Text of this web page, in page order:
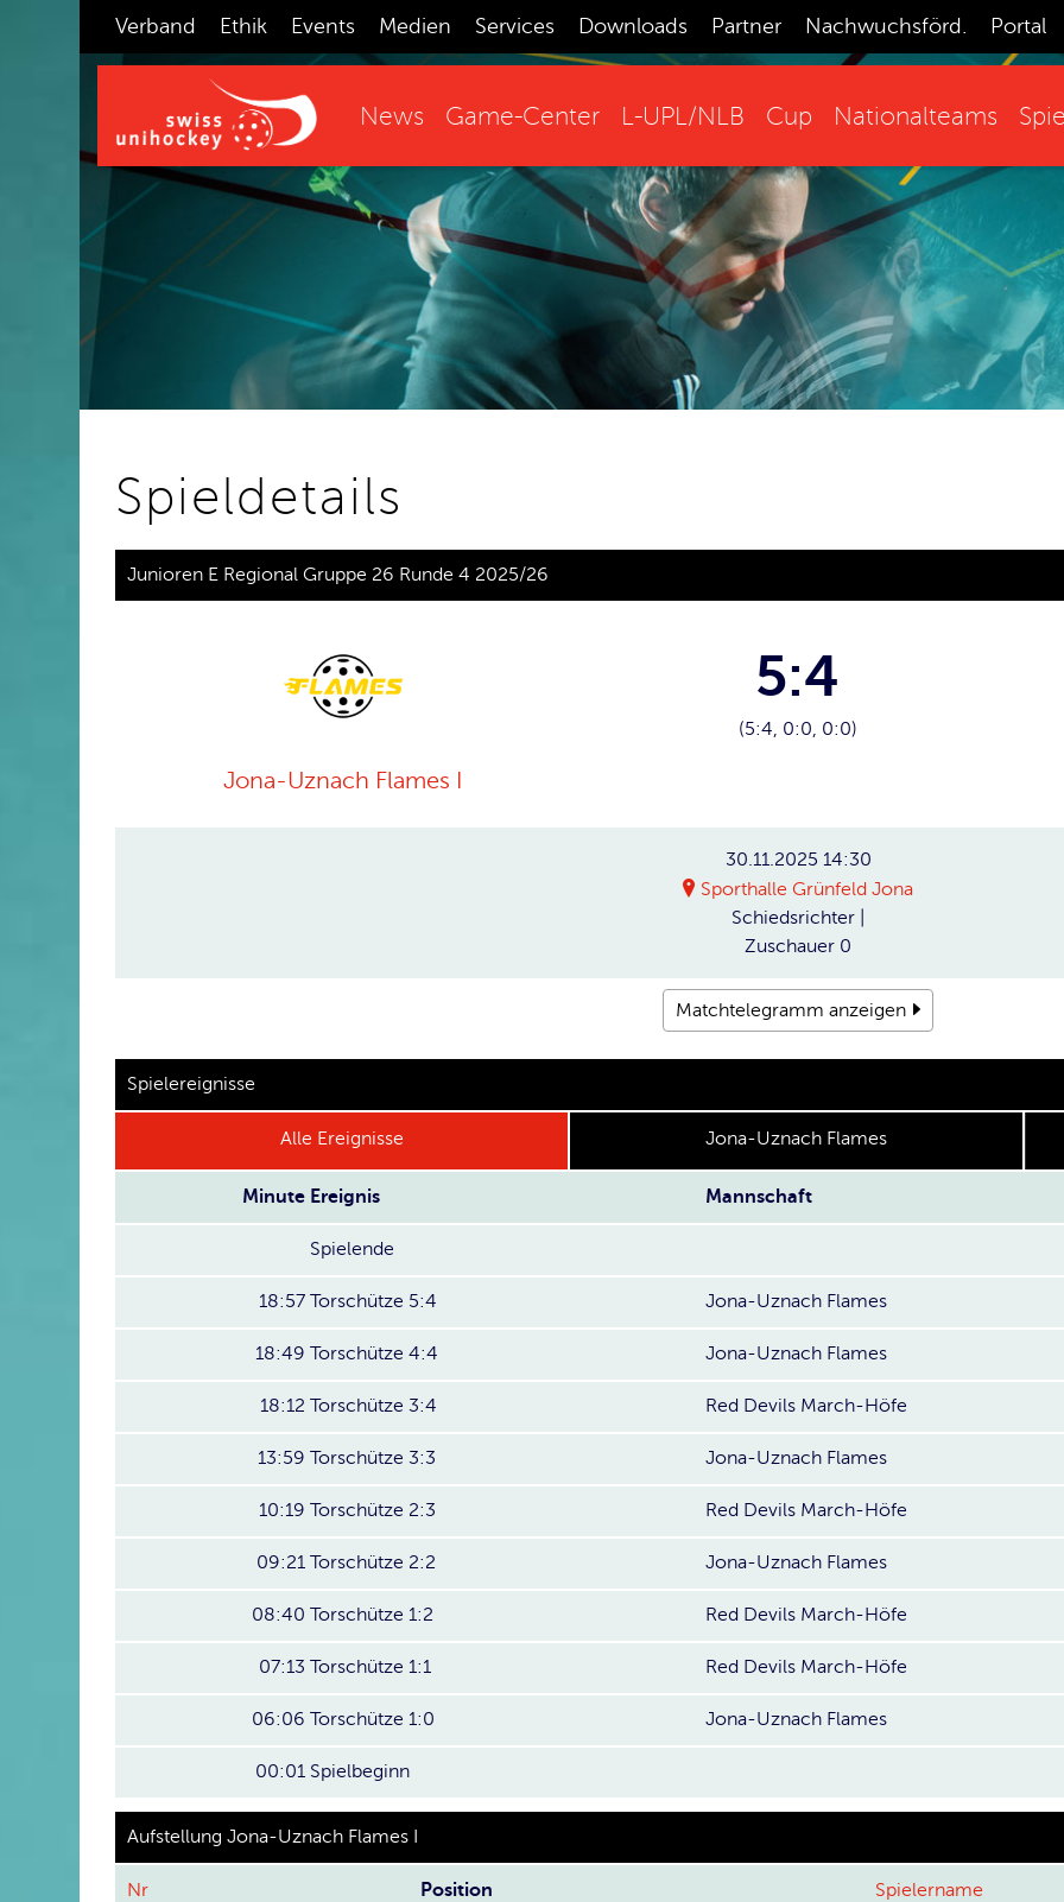
Verband Ethik Events Medien Services Downloads Partner Nachwuchsförd. Portal
News Game-Center L-UPL/NLB Cup Nationalteams
Spieldetails
Junioren E Regional Gruppe 26 Runde 4 2025/26
Jona-Uznach Flames I
5:4
(5:4, 0:0, 0:0)
30.11.2025 14:30
Sporthalle Grünfeld Jona
Schiedsrichter
Zuschauer 0
Matchtelegramm anzeigen
Spielereignisse
Alle Ereignisse Jona-Uznach Flames
Minute Ereignis Mannschaft
Spielende
18:57 Torschütze 5:4 Jona-Uznach Flames
18:49 Torschütze 4:4 Jona-Uznach Flames
18:12 Torschütze 3:4 Red Devils March-Höfe
13:59 Torschütze 3:3 Jona-Uznach Flames
10:19 Torschütze 2:3 Red Devils March-Höfe
09:21 Torschütze 2:2 Jona-Uznach Flames
08:40 Torschütze 1:2 Red Devils March-Höfe
07:13 Torschütze 1:1 Red Devils March-Höfe
06:06 Torschütze 1:0 Jona-Uznach Flames
00:01 Spielbeginn
Aufstellung Jona-Uznach Flames I
Nr Position Spielername